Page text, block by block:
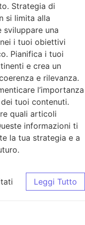
Strategia di
si limita alla
sviluppare una
i tuoi obiettivi
Pianifica i tuoi
e crea un
e rilevanza.
l’importanza
tuoi contenuti.
quali articoli
informazioni ti
la tua strategia e a
Leggi Tutto